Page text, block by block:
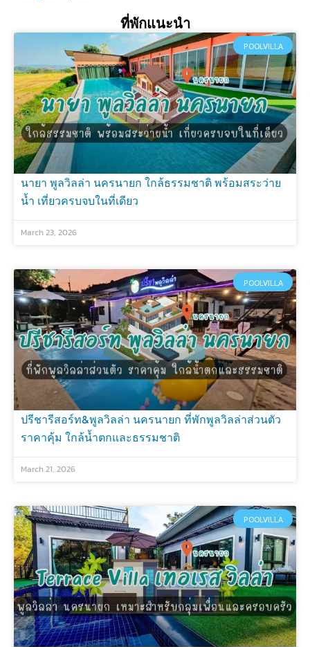
ที่พักแนะนำ
POOLVILLA
นายา พูลวิลล่า นครนายก ใกล้ธรรมชาติ พร้อมสระว่าย
น้ำ เที่ยวครบจบในที่เดียว
March 23, 2026
POOLVILLA
ปรีชารีสอร์ท&พูลวิลล่า นครนายก ที่พักพูลวิลล่าส่วนตัว
ราคาคุ้ม ใกล้น้ำตกและธรรมชาติ
March 21, 2026
POOLVILLA